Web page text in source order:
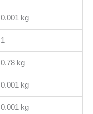
0.001 kg
1
0.78 kg
0.001 kg
0.001 kg